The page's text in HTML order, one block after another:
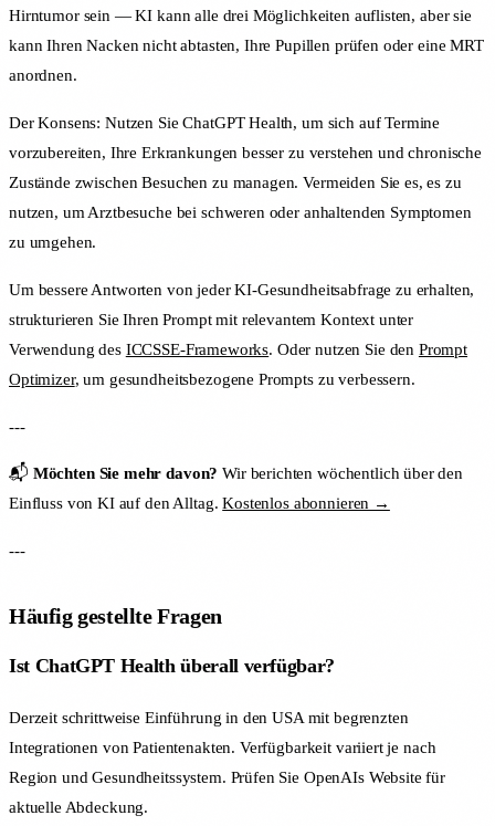
Hirntumor sein — KI kann alle drei Möglichkeiten auflisten, aber sie
kann Ihren Nacken nicht abtasten, Ihre Pupillen prüfen oder eine MRT
anordnen.
Der Konsens: Nutzen Sie ChatGPT Health, um sich auf Termine
vorzubereiten, Ihre Erkrankungen besser zu verstehen und chronische
Zustände zwischen Besuchen zu managen. Vermeiden Sie es, es zu
nutzen, um Arztbesuche bei schweren oder anhaltenden Symptomen
zu umgehen.
Um bessere Antworten von jeder KI-Gesundheitsabfrage zu erhalten,
strukturieren Sie Ihren Prompt mit relevantem Kontext unter
Verwendung des ICCSSE-Frameworks. Oder nutzen Sie den Prompt
Optimizer, um gesundheitsbezogene Prompts zu verbessern.
---
📬 Möchten Sie mehr davon? Wir berichten wöchentlich über den
Einfluss von KI auf den Alltag.Kostenlos abonnieren →
---
Häufig gestellte Fragen
Ist ChatGPT Health überall verfügbar?
Derzeit schrittweise Einführung in den USA mit begrenzten
Integrationen von Patientenakten. Verfügbarkeit variiert je nach
Region und Gesundheitssystem. Prüfen Sie OpenAIs Website für
aktuelle Abdeckung.